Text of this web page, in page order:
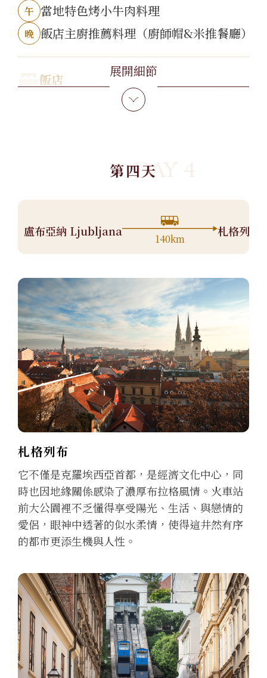
午 當地特色烤小牛肉料理
晚 飯店主廚推薦料理（廚師帽&米推餐廳）
飯店
5* Intercontinental Ljubljana
展開細節
第四天DAY 4
盧布亞納 Ljubljana
140km
札格列布
札格列布
它不僅是克羅埃西亞首都，是經濟文化中心，同
時也因地緣關係感染了濃厚布拉格風情。火車站
前大公園裡不乏懂得享受陽光、生活、與戀情的
愛侶，眼神中透著的似水柔情，使得這井然有序
的都市更添生機與人性。